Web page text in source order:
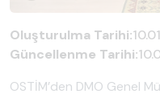
Oluşturulma Tarihi:
Güncellenme Tarihi:
OSTİM’den DMO Genel